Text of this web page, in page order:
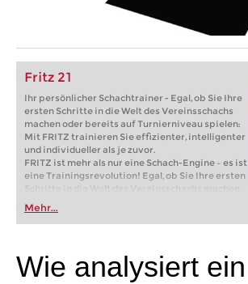
Fritz 21
Ihr persönlicher Schachtrainer - Egal, ob Sie Ihre
ersten Schritte in die Welt des Vereinsschachs
machen oder bereits auf Turnierniveau spielen:
Mit FRITZ trainieren Sie effizienter, intelligenter
und individueller als je zuvor.
FRITZ ist mehr als nur eine Schach-Engine – es ist
eine Trainingsrevolution! Egal, ob Sie Ihre ersten
Schritte in die Welt des Vereinsschachs machen
oder bereits auf Turnierniveau spielen: Mit
FRITZ trainieren Sie effizienter, intelligenter und
individueller als je zuvor.
Mehr...
Wie analysiert ein